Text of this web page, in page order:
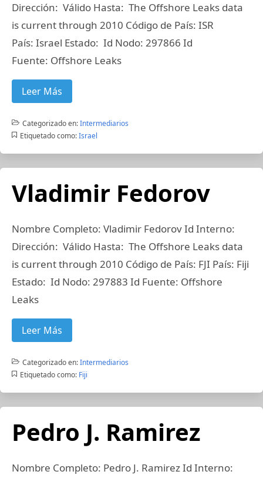
Dirección: Válido Hasta: The Offshore Leaks data
is current through 2010 Código de País: ISR
País: Israel Estado: Id Nodo: 297866 Id
Fuente: Offshore Leaks
Leer Más
Categorizado en:Intermediarios
Etiquetado como: Israel
Vladimir Fedorov
Nombre Completo: Vladimir Fedorov Id Interno:
Dirección: Válido Hasta: The Offshore Leaks data
is current through 2010 Código de País: FJI País: Fiji
Estado: Id Nodo: 297883 Id Fuente: Offshore
Leaks
Leer Más
Categorizado en:Intermediarios
Etiquetado como: Fiji
Pedro J. Ramirez
Nombre Completo: Pedro J. Ramirez Id Interno: